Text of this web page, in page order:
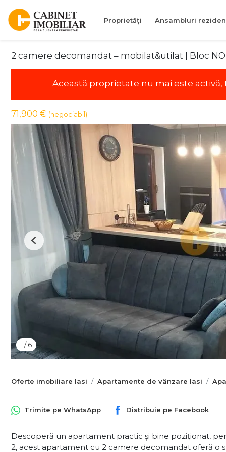
Proprietăți Ansambluri
2 camere decomandat – mobilat&utilat | Bloc
Această proprietate nu mai este activă,
71,900 € (negociabil)
1 /6
Previous
Oferte imobiliare Iasi Apartamente de vânzare Iasi
Trimite pe WhatsApp Distribuie pe Facebook
Descoperă un apartament practic și bine poziționat,
2, acest apartament cu 2 camere decomandat oferă o